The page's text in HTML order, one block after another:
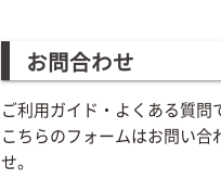
お問合わせ
ご利用ガイド・よくある質問
こちらのフォームはお問い
せ。